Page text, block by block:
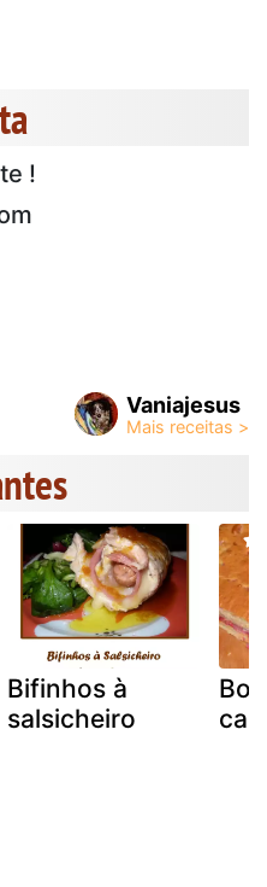
!
Vaniajesus
Bifinhos à
salsicheiro